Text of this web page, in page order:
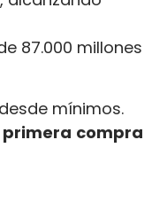
87.000 millones
mínimos.
primera compra